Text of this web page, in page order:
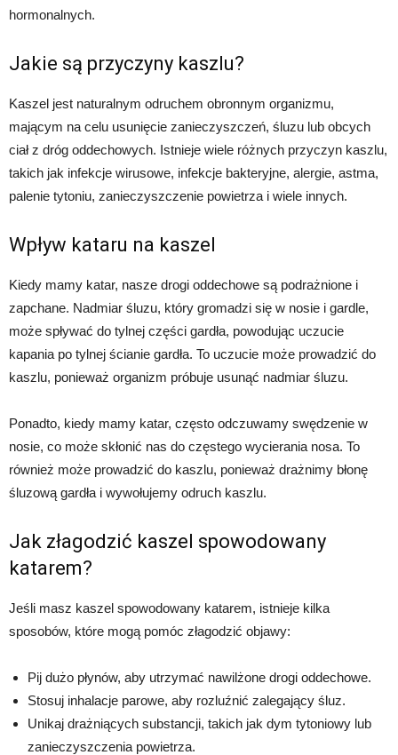
hormonalnych.
Jakie są przyczyny kaszlu?
Kaszel jest naturalnym odruchem obronnym organizmu,
mającym na celu usunięcie zanieczyszczeń, śluzu lub obcych
ciał z dróg oddechowych. Istnieje wiele różnych przyczyn kaszlu,
takich jak infekcje wirusowe, infekcje bakteryjne, alergie, astma,
palenie tytoniu, zanieczyszczenie powietrza i wiele innych.
Wpływ kataru na kaszel
Kiedy mamy katar, nasze drogi oddechowe są podrażnione i
zapchane. Nadmiar śluzu, który gromadzi się w nosie i gardle,
może spływać do tylnej części gardła, powodując uczucie
kapania po tylnej ścianie gardła. To uczucie może prowadzić do
kaszlu, ponieważ organizm próbuje usunąć nadmiar śluzu.
Ponadto, kiedy mamy katar, często odczuwamy swędzenie w
nosie, co może skłonić nas do częstego wycierania nosa. To
również może prowadzić do kaszlu, ponieważ drażnimy błonę
śluzową gardła i wywołujemy odruch kaszlu.
Jak złagodzić kaszel spowodowany
katarem?
Jeśli masz kaszel spowodowany katarem, istnieje kilka
sposobów, które mogą pomóc złagodzić objawy:
Pij dużo płynów, aby utrzymać nawilżone drogi oddechowe.
Stosuj inhalacje parowe, aby rozluźnić zalegający śluz.
Unikaj drażniących substancji, takich jak dym tytoniowy lub
zanieczyszczenia powietrza.